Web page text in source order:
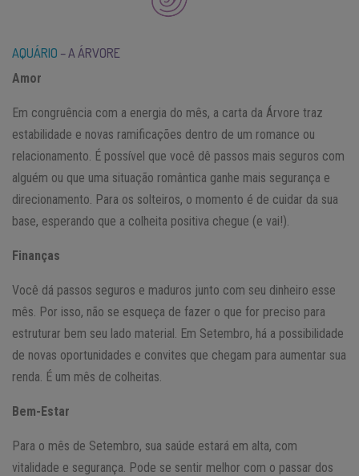
AQUÁRIO – A ÁRVORE
Amor
Em congruência com a energia do mês, a carta da Árvore traz
estabilidade e novas ramificações dentro de um romance ou
relacionamento. É possível que você dê passos mais seguros com
alguém ou que uma situação romântica ganhe mais segurança e
direcionamento. Para os solteiros, o momento é de cuidar da sua
base, esperando que a colheita positiva chegue (e vai!).
Finanças
Você dá passos seguros e maduros junto com seu dinheiro esse
mês. Por isso, não se esqueça de fazer o que for preciso para
estruturar bem seu lado material. Em Setembro, há a possibilidade
de novas oportunidades e convites que chegam para aumentar sua
renda. É um mês de colheitas.
Bem-Estar
Para o mês de Setembro, sua saúde estará em alta, com
vitalidade e segurança. Pode se sentir melhor com o passar dos